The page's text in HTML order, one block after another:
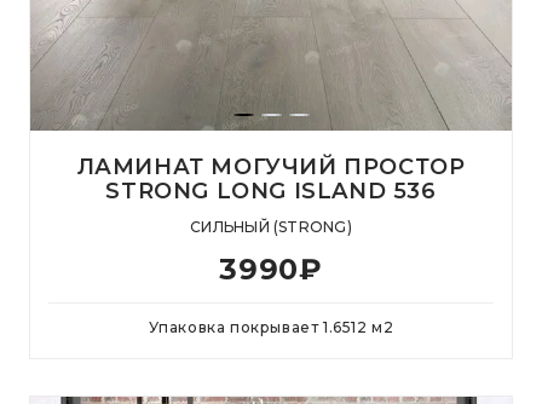
ЛАМИНАТ МОГУЧИЙ ПРОСТОР
STRONG LONG ISLAND 536
СИЛЬНЫЙ (STRONG)
3990₽
Упаковка покрывает 1.6512 м 2